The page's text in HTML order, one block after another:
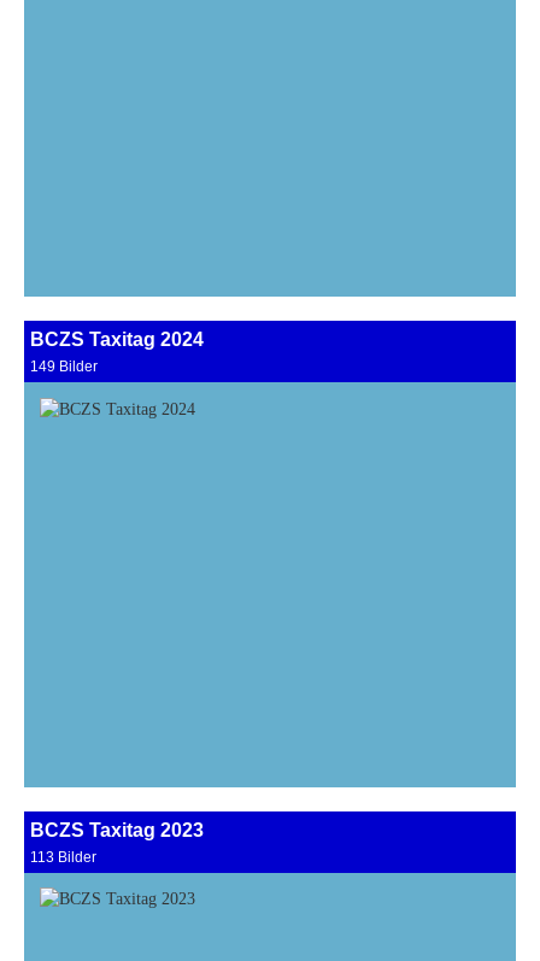
BCZS Taxitag 2024
149 Bilder
BCZS Taxitag 2023
113 Bilder